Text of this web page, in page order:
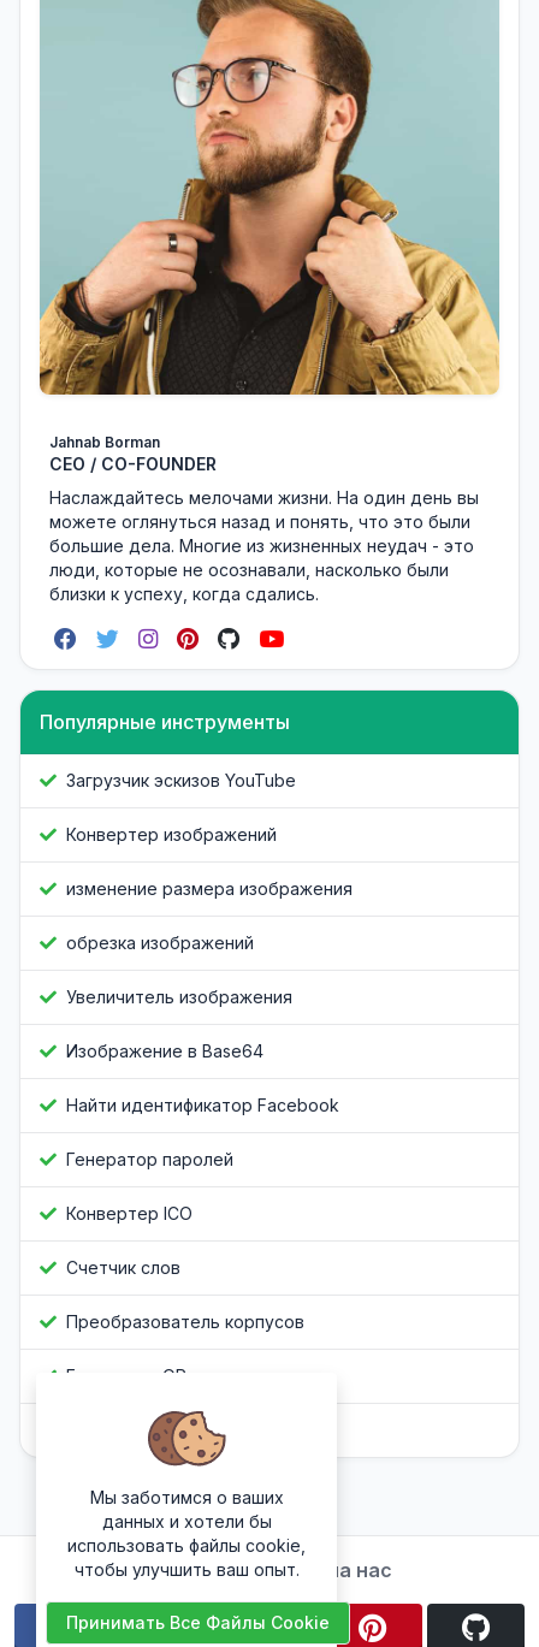
Jahnab Borman
CEO / CO-FOUNDER
Наслаждайтесь мелочами жизни. На один день вы
можете оглянуться назад и понять, что это были
большие дела. Многие из жизненных неудач - это
люди, которые не осознавали, насколько были
близки к успеху, когда сдались.
Популярные инструменты
Загрузчик эскизов YouTube
Конвертер изображений
изменение размера изображения
обрезка изображений
Увеличитель изображения
Изображение в Base64
Найти идентификатор Facebook
Генератор паролей
Конвертер ICO
Счетчик слов
Преобразователь корпусов
Генератор QR-кода
Обфускатор Javascript
Подписывайтесь на нас
Мы заботимся о ваших
данных и хотели бы
использовать файлы cookie,
чтобы улучшить ваш опыт.
Принимать Все Файлы Cookie